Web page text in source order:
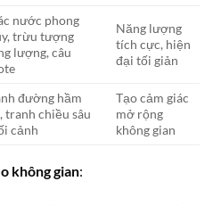
nước phong
trừu tượng
lượng, câu
Năng lượng
tích cực, hiện
đại tối giản
đường hầm
tranh chiều sâu
cảnh
Tạo cảm giác
mở rộng
không gian
không gian: